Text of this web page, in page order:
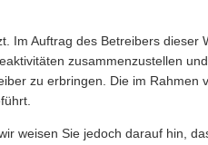
Im Auftrag des Betreibers dieser
zusammenzustellen
zu erbringen. Die im Rahmen
weisen Sie jedoch darauf hin,